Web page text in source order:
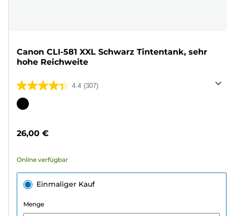
Canon CLI-581 XXL Schwarz Tintentank, sehr
hohe Reichweite
4.4 (307)
4.4
von
307
Farbpatrone
26,00 €
Online verfügbar
Einmaliger Kauf
Menge